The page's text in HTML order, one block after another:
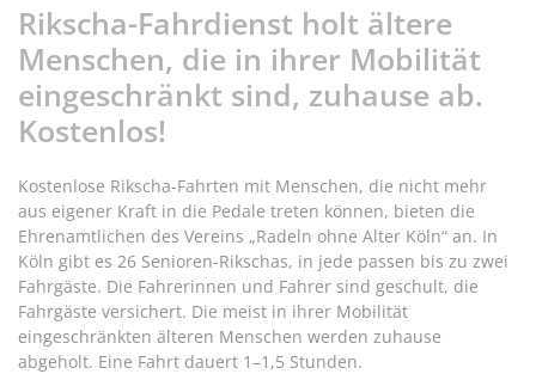
Rikscha-Fahrdienst holt ältere
Menschen, die in ihrer Mobilität
eingeschränkt sind, zuhause ab.
Kostenlos!
Kostenlose Rikscha-Fahrten mit Menschen, die nicht mehr
aus eigener Kraft in die Pedale treten können, bieten die
Ehrenamtlichen des Vereins „Radeln ohne Alter Köln“ an. In
Köln gibt es 26 Senioren-Rikschas, in jede passen bis zu zwei
Fahrgäste. Die Fahrerinnen und Fahrer sind geschult, die
Fahrgäste versichert. Die meist in ihrer Mobilität
eingeschränkten älteren Menschen werden zuhause
abgeholt. Eine Fahrt dauert 1–1,5 Stunden.